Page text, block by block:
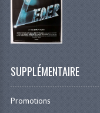
SUPPLÉMENTAIRE
Promotions